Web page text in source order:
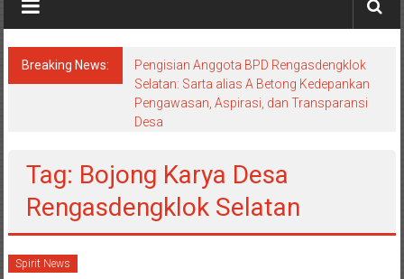
Jawa
Barat
Inspirasi
Breaking News:
Pengisian Anggota BPD Rengasdengklok
Selatan: Sarta alias A Betong Kedepankan
Pengawasan, Aspirasi, dan Transparansi
Desa
Tag: Bojong Karya Desa
Rengasdengklok Selatan
Spirit News